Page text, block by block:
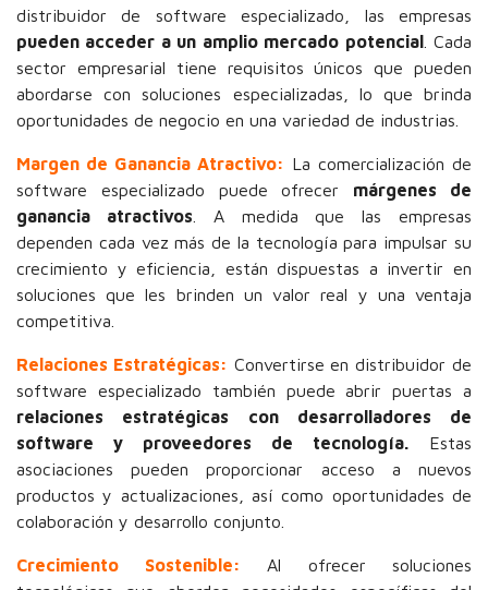
distribuidor de software especializado, las empresas
pueden acceder a un amplio mercado potencial. Cada
sector empresarial tiene requisitos únicos que pueden
abordarse con soluciones especializadas, lo que brinda
oportunidades de negocio en una variedad de industrias.
Margen de Ganancia Atractivo: La comercialización de
software especializado puede ofrecer márgenes de
ganancia atractivos . A medida que las empresas
dependen cada vez más de la tecnología para impulsar su
crecimiento y eficiencia, están dispuestas a invertir en
soluciones que les brinden un valor real y una ventaja
competitiva.
Relaciones Estratégicas: Convertirse en distribuidor de
software especializado también puede abrir puertas a
relaciones estratégicas con desarrolladores de
software y proveedores de tecnología. Estas
asociaciones pueden proporcionar acceso a nuevos
productos y actualizaciones, así como oportunidades de
colaboración y desarrollo conjunto.
Crecimiento Sostenible: Al ofrecer soluciones